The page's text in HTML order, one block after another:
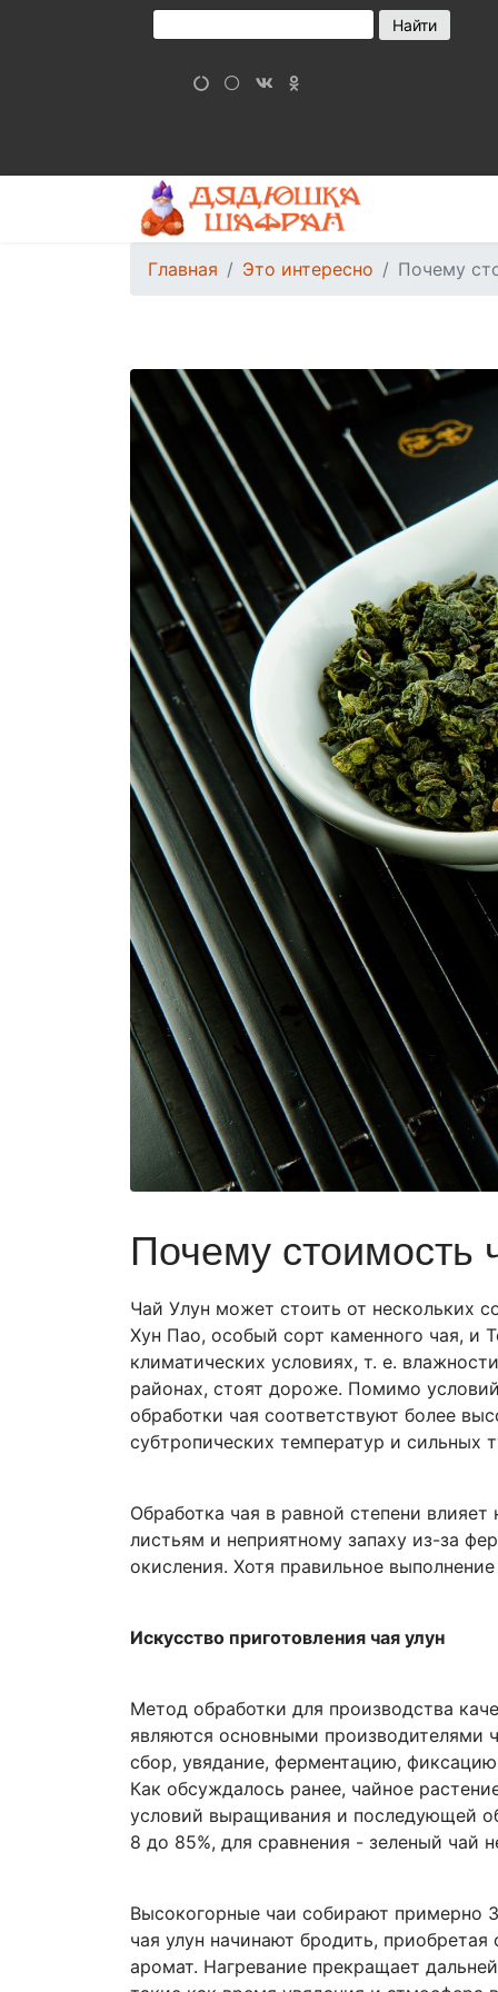
Главная Это интересно Почему
Почему стоимость
Чай Улун может стоить от нескольких
Хун Пао, особый сорт каменного чая, и
климатических условиях, т. е.
районах, стоят дороже. Помимо
обработки чая соответствуют более
субтропических температур и
Обработка чая в равной степени
листьям и неприятному запаху из-за
окисления. Хотя правильное
Искусство приготовления чая улун
Метод обработки для производства
являются основными
сбор, увядание, ферментацию,
Как обсуждалось ранее, чайное
условий выращивания и последующей
8 до 85%, для сравнения - зеленый чай
Высокогорные чаи собирают примерно
чая улун начинают бродить,
аромат. Нагревание прекращает